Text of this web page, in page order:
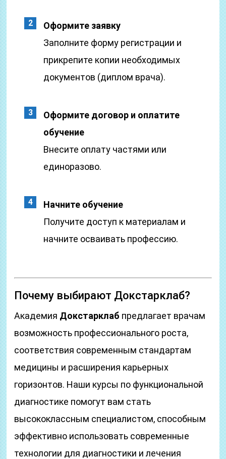
Оформите заявку
Заполните форму регистрации и
прикрепите копии необходимых
документов (диплом врача).
Оформите договор и оплатите
обучение
Внесите оплату частями или
единоразово.
Начните обучение
Получите доступ к материалам и
начните осваивать профессию.
Почему выбирают Докстарклаб?
Академия Докстарклаб предлагает врачам
возможность профессионального роста,
соответствия современным стандартам
медицины и расширения карьерных
горизонтов. Наши курсы по функциональной
диагностике помогут вам стать
высококлассным специалистом, способным
эффективно использовать современные
технологии для диагностики и лечения